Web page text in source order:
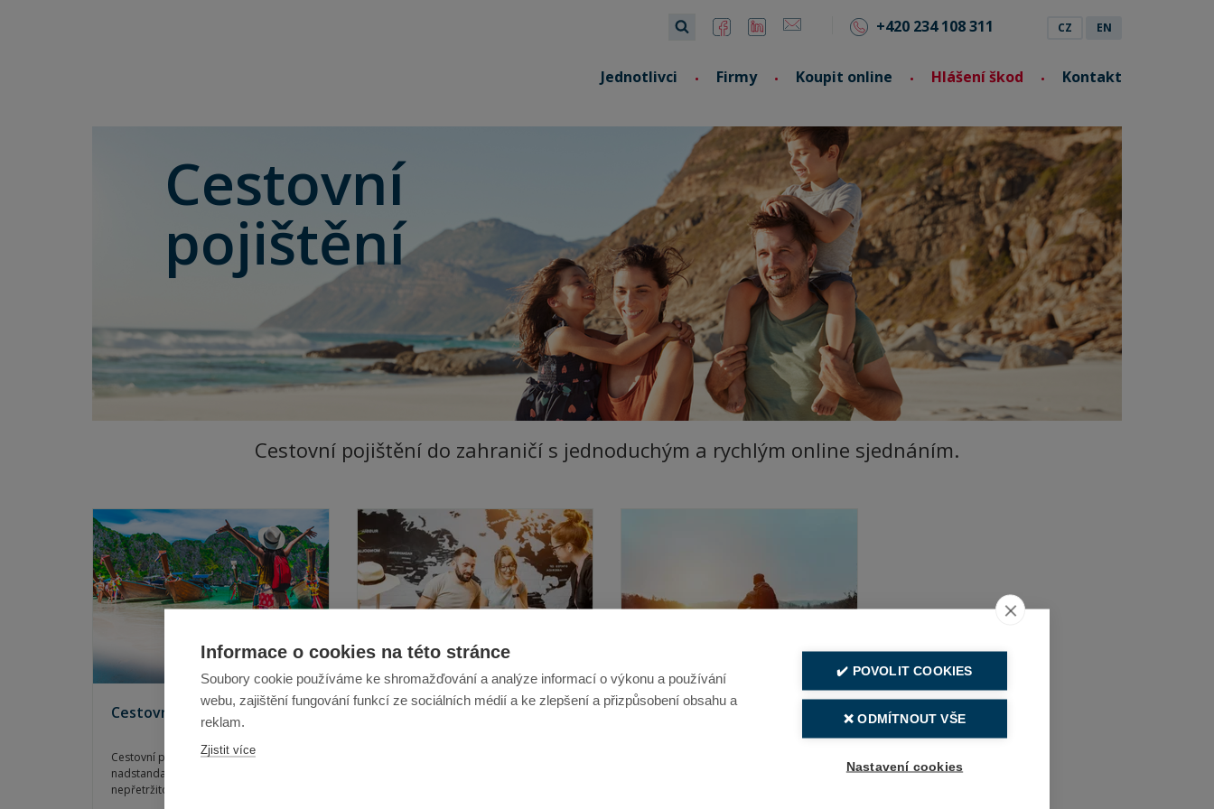
+420 234 108 311 CZ EN
Jednotlivci Firmy Koupit online Hlášení škod Kontakt
Cestovní
pojištění
Cestovní pojištění do zahraničí s jednoduchým a rychlým online sjednáním.
Cestovní pojištění
Cestovní pojištění Colonnade nabízí
nadstandardní krytí léčebných výloh a
nepřetržitou asistenční službu v
Informace o cookies na této stránce
Soubory cookie používáme ke shromažďování a analýze informací o výkonu a používání
webu, zajištění fungování funkcí ze sociálních médií a ke zlepšení a přizpůsobení obsahu a
reklam.
Zjistit více
✔️ POVOLIT COOKIES
❌ ODMÍTNOUT VŠE
Nastavení cookies